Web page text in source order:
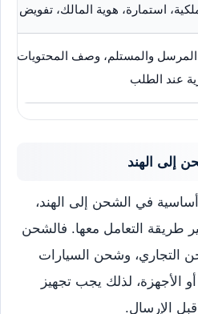
استمارة، هوية المالك، تفويض
المرسل والمستلم، وصف المحتويات،
عند الطلب
إلى الهند
في الشحن إلى الهند،
طريقة التعامل معها. فالشحن
التجاري، وشحن السيارات
الأجهزة، لذلك يجب تجهيز
الإرسال.